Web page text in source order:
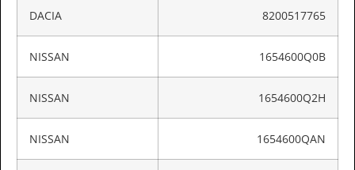
DACIA 8200517765
NISSAN 1654600Q0B
NISSAN 1654600Q2H
NISSAN 1654600QAN